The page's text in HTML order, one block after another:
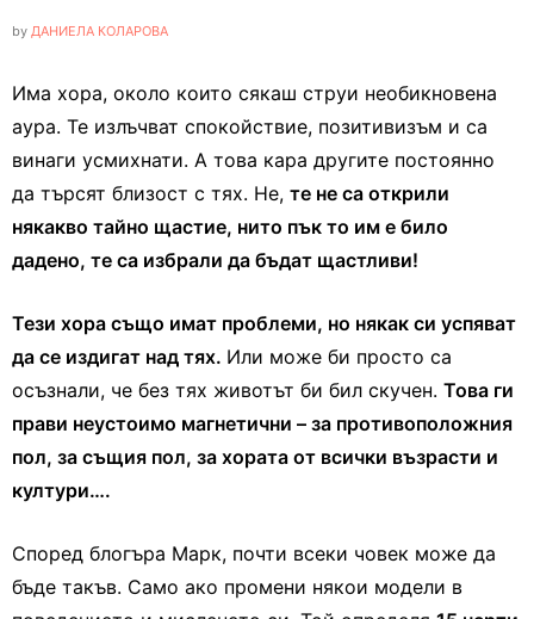
by ДАНИЕЛА КОЛАРОВА
Има хора, около които сякаш струи необикновена
аура. Те излъчват спокойствие, позитивизъм и са
винаги усмихнати. А това кара другите постоянно
да търсят близост с тях. Не, те не са открили
някакво тайно щастие, нито пък то им е било
дадено, те са избрали да бъдат щастливи!
Тези хора също имат проблеми, но някак си успяват
да се издигат над тях. Или може би просто са
осъзнали, че без тях животът би бил скучен. Това ги
прави неустоимо магнетични – за противоположния
пол, за същия пол, за хората от всички възрасти и
култури….
Според блогъра Марк, почти всеки човек може да
бъде такъв. Само ако промени някои модели в